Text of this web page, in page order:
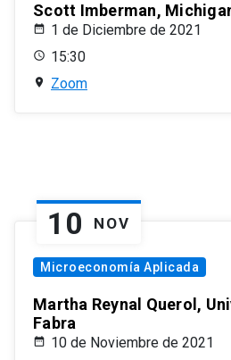
Scott Imberman,
1 de Diciembre de 2021
15:30
Zoom
10 NOV
Microeconomía Aplicada
Martha Reynal Querol,
Fabra
10 de Noviembre de 2021